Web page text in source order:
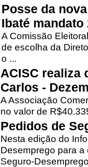
Posse da
Ibaté mandato
A Comissão
de escolha da
o ...
ACISC realiza
Carlos -
A Associação
no valor de
Pedidos de
Nesta edição do
Desemprego para
Seguro-